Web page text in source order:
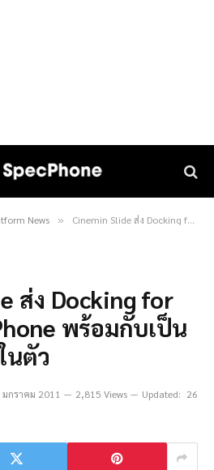
News » Cinemin Slide ส่ง Docking for iPod/iPad/iPhone พร้อมกับเป็น Projector ได้ในตัว
ส่ง Docking for
พร้อมกับเป็น
นตัว
มกราคม 2011 2,815 Views Updated: 26